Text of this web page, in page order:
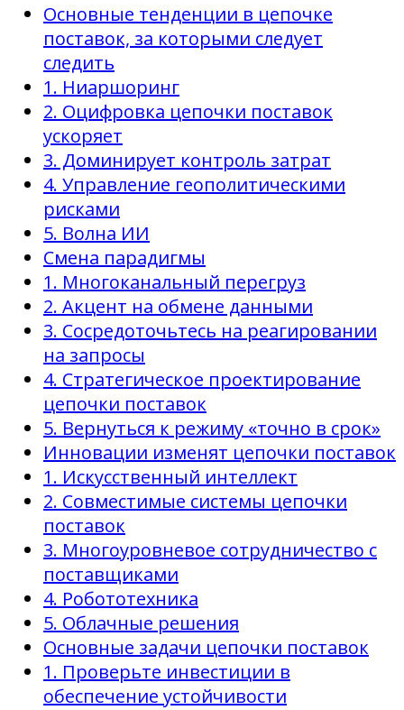
Основные тенденции в цепочке
поставок, за которыми следует
следить
1. Ниаршоринг
2. Оцифровка цепочки поставок
ускоряет
3. Доминирует контроль затрат
4. Управление геополитическими
рисками
5. Волна ИИ
Смена парадигмы
1. Многоканальный перегруз
2. Акцент на обмене данными
3. Сосредоточьтесь на реагировании
на запросы
4. Стратегическое проектирование
цепочки поставок
5. Вернуться к режиму «точно в срок»
Инновации изменят цепочки поставок
1. Искусственный интеллект
2. Совместимые системы цепочки
поставок
3. Многоуровневое сотрудничество с
поставщиками
4. Робототехника
5. Облачные решения
Основные задачи цепочки поставок
1. Проверьте инвестиции в
обеспечение устойчивости